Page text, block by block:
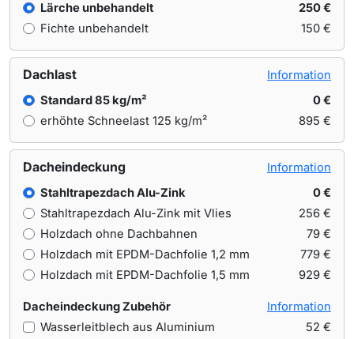
Lärche unbehandelt
250 €
Fichte unbehandelt
150 €
Dachlast
Information
Standard 85 kg/m²
0 €
erhöhte Schneelast 125 kg/m²
895 €
Dacheindeckung
Information
Stahltrapezdach Alu-Zink
0 €
Stahltrapezdach Alu-Zink mit Vlies
256 €
Holzdach ohne Dachbahnen
79 €
Holzdach mit EPDM-Dachfolie 1,2 mm
779 €
Holzdach mit EPDM-Dachfolie 1,5 mm
929 €
Dacheindeckung Zubehör
Information
Wasserleitblech aus Aluminium
52 €